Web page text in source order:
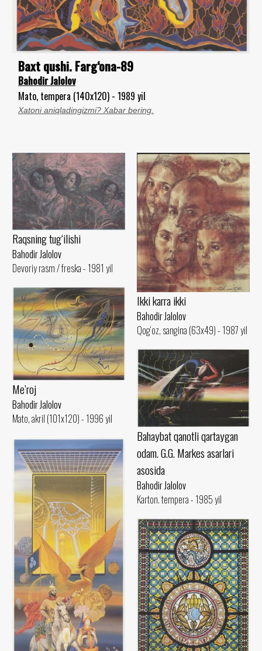
Baxt qushi. Farg‘ona-89
Bahodir Jalolov
Mato, tempera (140x120) - 1989 yil
Xatoni aniqladingizmi? Xabar bering.
Raqsning tug‘ilishi
Bahodir Jalolov
Devoriy rasm / freska - 1981 yil
Ikki karra ikki
Bahodir Jalolov
Qog‘oz, sangina (63x49) - 1987 yil
Me’roj
Bahodir Jalolov
Mato, akril (101x120) - 1996 yil
Bahaybat qanotli qartaygan
odam. G.G. Markes asarlari
asosida
Bahodir Jalolov
Karton. tempera - 1985 yil